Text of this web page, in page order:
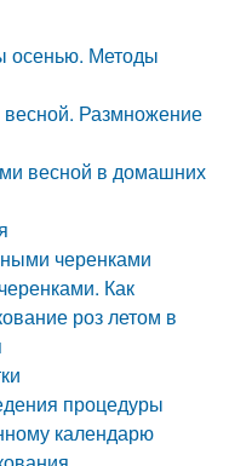
осенью. Методы
Размножение
весной в домашних
черенками
Как
роз летом в
процедуры
календарю